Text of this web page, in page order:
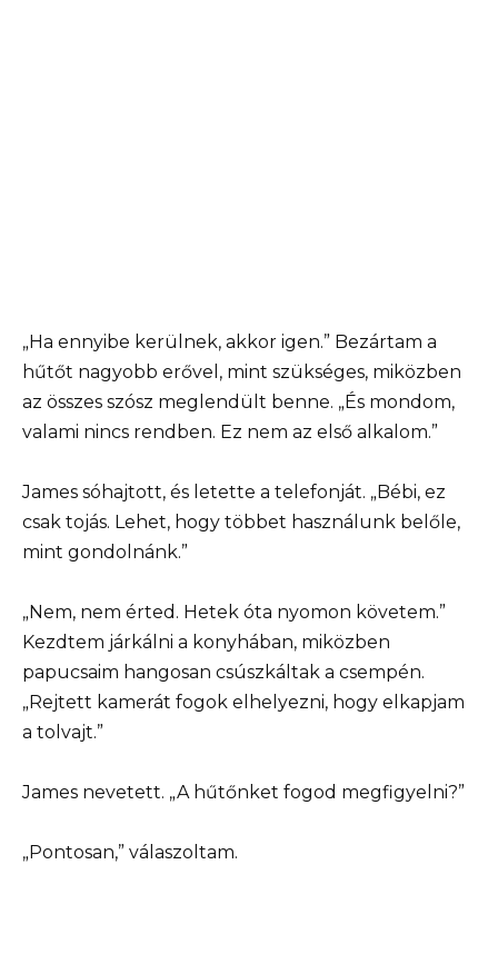
„Ha ennyibe kerülnek, akkor igen.” Bezártam a
hűtőt nagyobb erővel, mint szükséges, miközben
az összes szósz meglendült benne. „És mondom,
valami nincs rendben. Ez nem az első alkalom.”
James sóhajtott, és letette a telefonját. „Bébi, ez
csak tojás. Lehet, hogy többet használunk belőle,
mint gondolnánk.”
„Nem, nem érted. Hetek óta nyomon követem.”
Kezdtem járkálni a konyhában, miközben
papucsaim hangosan csúszkáltak a csempén.
„Rejtett kamerát fogok elhelyezni, hogy elkapjam
a tolvajt.”
James nevetett. „A hűtőnket fogod megfigyelni?”
„Pontosan,” válaszoltam.